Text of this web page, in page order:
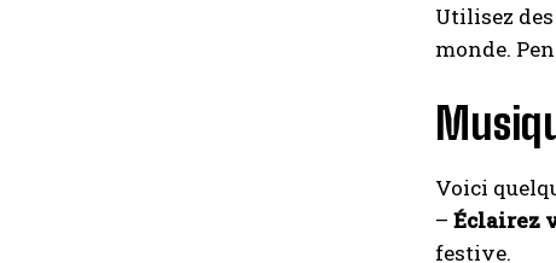
Utilisez
monde.
Voici
– Éclairez
festive.